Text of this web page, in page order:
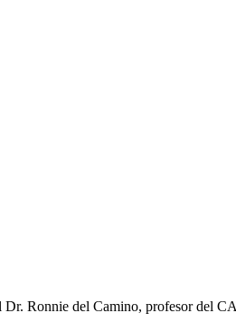
Dr. Ronnie del Camino, profesor del